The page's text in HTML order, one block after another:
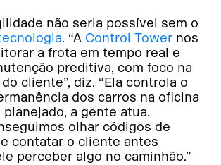
não seria possível sem o
. “A Control Tower nos
a frota em tempo real e
preditiva, com foco na
cliente”, diz. “Ela controla o
dos carros na oficina
planejado, a gente atua.
olhar códigos de
contatar o cliente antes
perceber algo no caminhão.”